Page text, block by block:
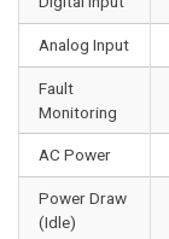
Analog Input
Fault
Monitoring
AC Power
Power Draw
(Idle)